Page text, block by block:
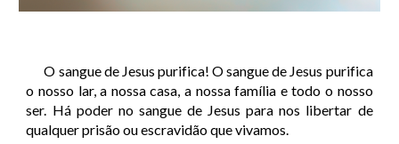
O sangue de Jesus purifica! O sangue de Jesus purifica
o nosso lar, a nossa casa, a nossa família e todo o nosso
ser. Há poder no sangue de Jesus para nos libertar de
qualquer prisão ou escravidão que vivamos.